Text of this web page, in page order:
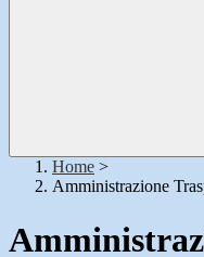
Home >
Amministrazione